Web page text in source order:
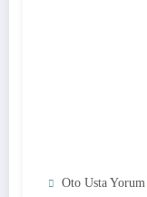
Oto Usta Yorum